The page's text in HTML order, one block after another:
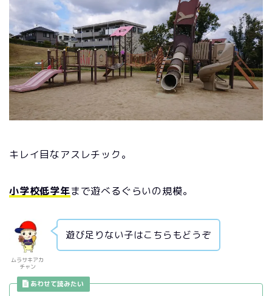
キレイ目なアスレチック。
小学校低学年まで遊べるぐらいの規模。
ムラサキアカ
チャン
遊び足りない子はこちらもどうぞ